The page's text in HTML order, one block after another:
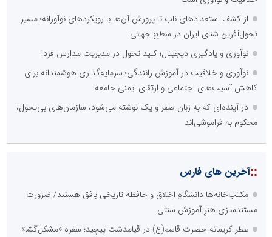
از کشف استعدادهای ناب تا پرورش آن‌ها با رویکردهای نوآورانه؛ مسیر
تحول‌آفرین شنای ایران در سطح جهانی
نوآوری و یادگیری دیجیتال؛ کلید تحول در مدیریت مدارس فردا
نوآوری و خلاقیت در آموزش رانندگی؛ سرمایه‌گذاری هوشمندانه برای
کاهش آسیب‌های اجتماعی و ارتقای ایمنی جامعه
در آینده‌ای که به زبان صفر و یک نوشته می‌شود، سازمان‌های بی‌تحول،
محکوم به فراموشی‌اند
::آخرین های فارس
مکتب‌خانه‌ها دانشگاهِ اخلاق و حافظه تاریخی بافق هستند/ ضرورت
مستندسازی هنرِ آموزش سنتی
عطر کریمانه حضرت قاسم(ع) در قیامدشت پیچید؛ سفره «مشکل‌گشا»